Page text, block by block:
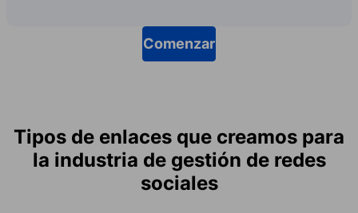
Comenzar
Tipos de enlaces que creamos para
la industria de gestión de redes
sociales